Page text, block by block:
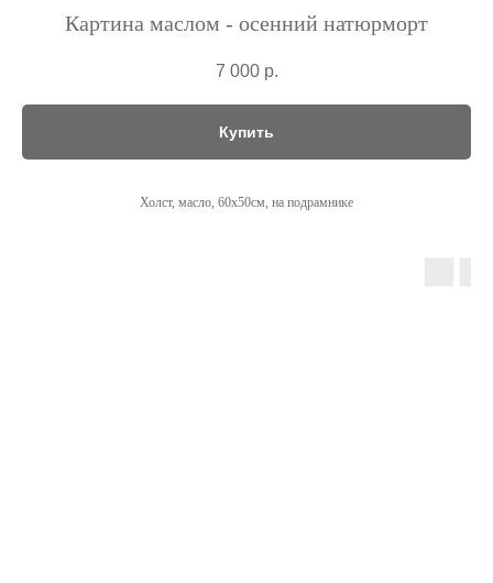
Картина маслом - осенний натюрморт
7 000 р.
Купить
Холст, масло, 60х50см, на подрамнике